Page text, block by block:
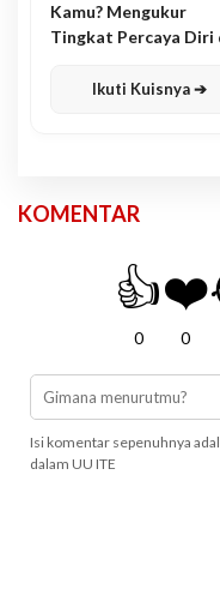
Kamu? Mengukur
Tingkat Percaya Diri
Ikuti Kuisnya ➔
KOMENTAR
👍
0
❤️
0
Isi komentar sepenuhnya
dalam UU ITE